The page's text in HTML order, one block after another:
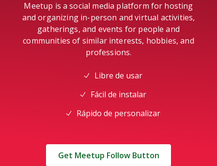
Meetup is a social media platform for hosting
and organizing in-person and virtual activities,
gatherings, and events for people and
communities of similar interests, hobbies, and
professions.
Libre de usar
Fácil de instalar
Rápido de personalizar
Get Meetup Follow Button